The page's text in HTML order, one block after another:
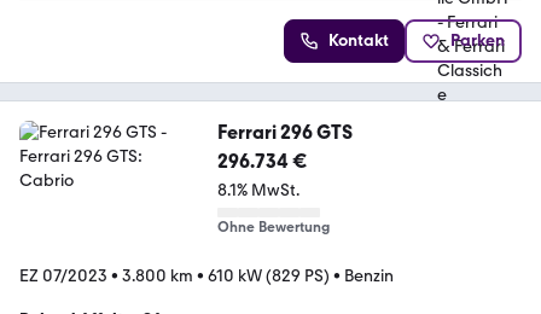
Kontakt Parken
Ferrari 296 GTS
296.734 €
8.1% MwSt.
Ohne Bewertung
EZ 07/2023 • 3.800 km • 610 kW (829 PS) • Benzin